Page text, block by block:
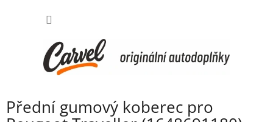
Přední gumový koberec pro